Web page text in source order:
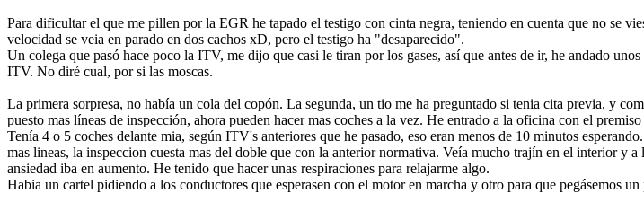
Para dificultar el que me pillen por la EGR he tapado el testigo con cinta negra, teniendo en cuenta que no se
velocidad se veia en parado en dos cachos xD, pero el testigo ha "desaparecido".
Un colega que pasó hace poco la ITV, me dijo que casi le tiran por los gases, así que antes de ir, he andado
ITV. No diré cual, por si las moscas.
La primera sorpresa, no había un cola del copón. La segunda, un tio me ha preguntado si tenia cita previa, y
puesto mas líneas de inspección, ahora pueden hacer mas coches a la vez. He entrado a la oficina con el
Tenía 4 o 5 coches delante mia, según ITV's anteriores que he pasado, eso eran menos de 10 minutos
mas lineas, la inspeccion cuesta mas del doble que con la anterior normativa. Veía mucho trajín en el interior y
ansiedad iba en aumento. He tenido que hacer unas respiraciones para relajarme algo.
Habia un cartel pidiendo a los conductores que esperasen con el motor en marcha y otro para que pegásemos un